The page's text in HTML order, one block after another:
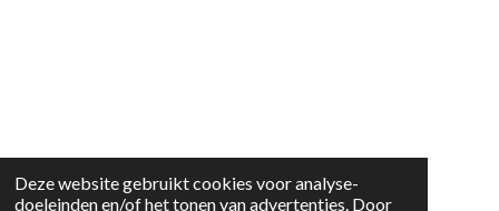
Deze website gebruikt cookies voor analyse-
doeleinden en/of het tonen van advertenties. Door